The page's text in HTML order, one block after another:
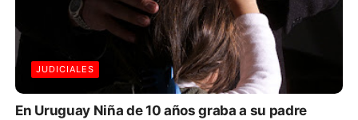
JUDICIALES
En Uruguay Niña de 10 años graba a su padre